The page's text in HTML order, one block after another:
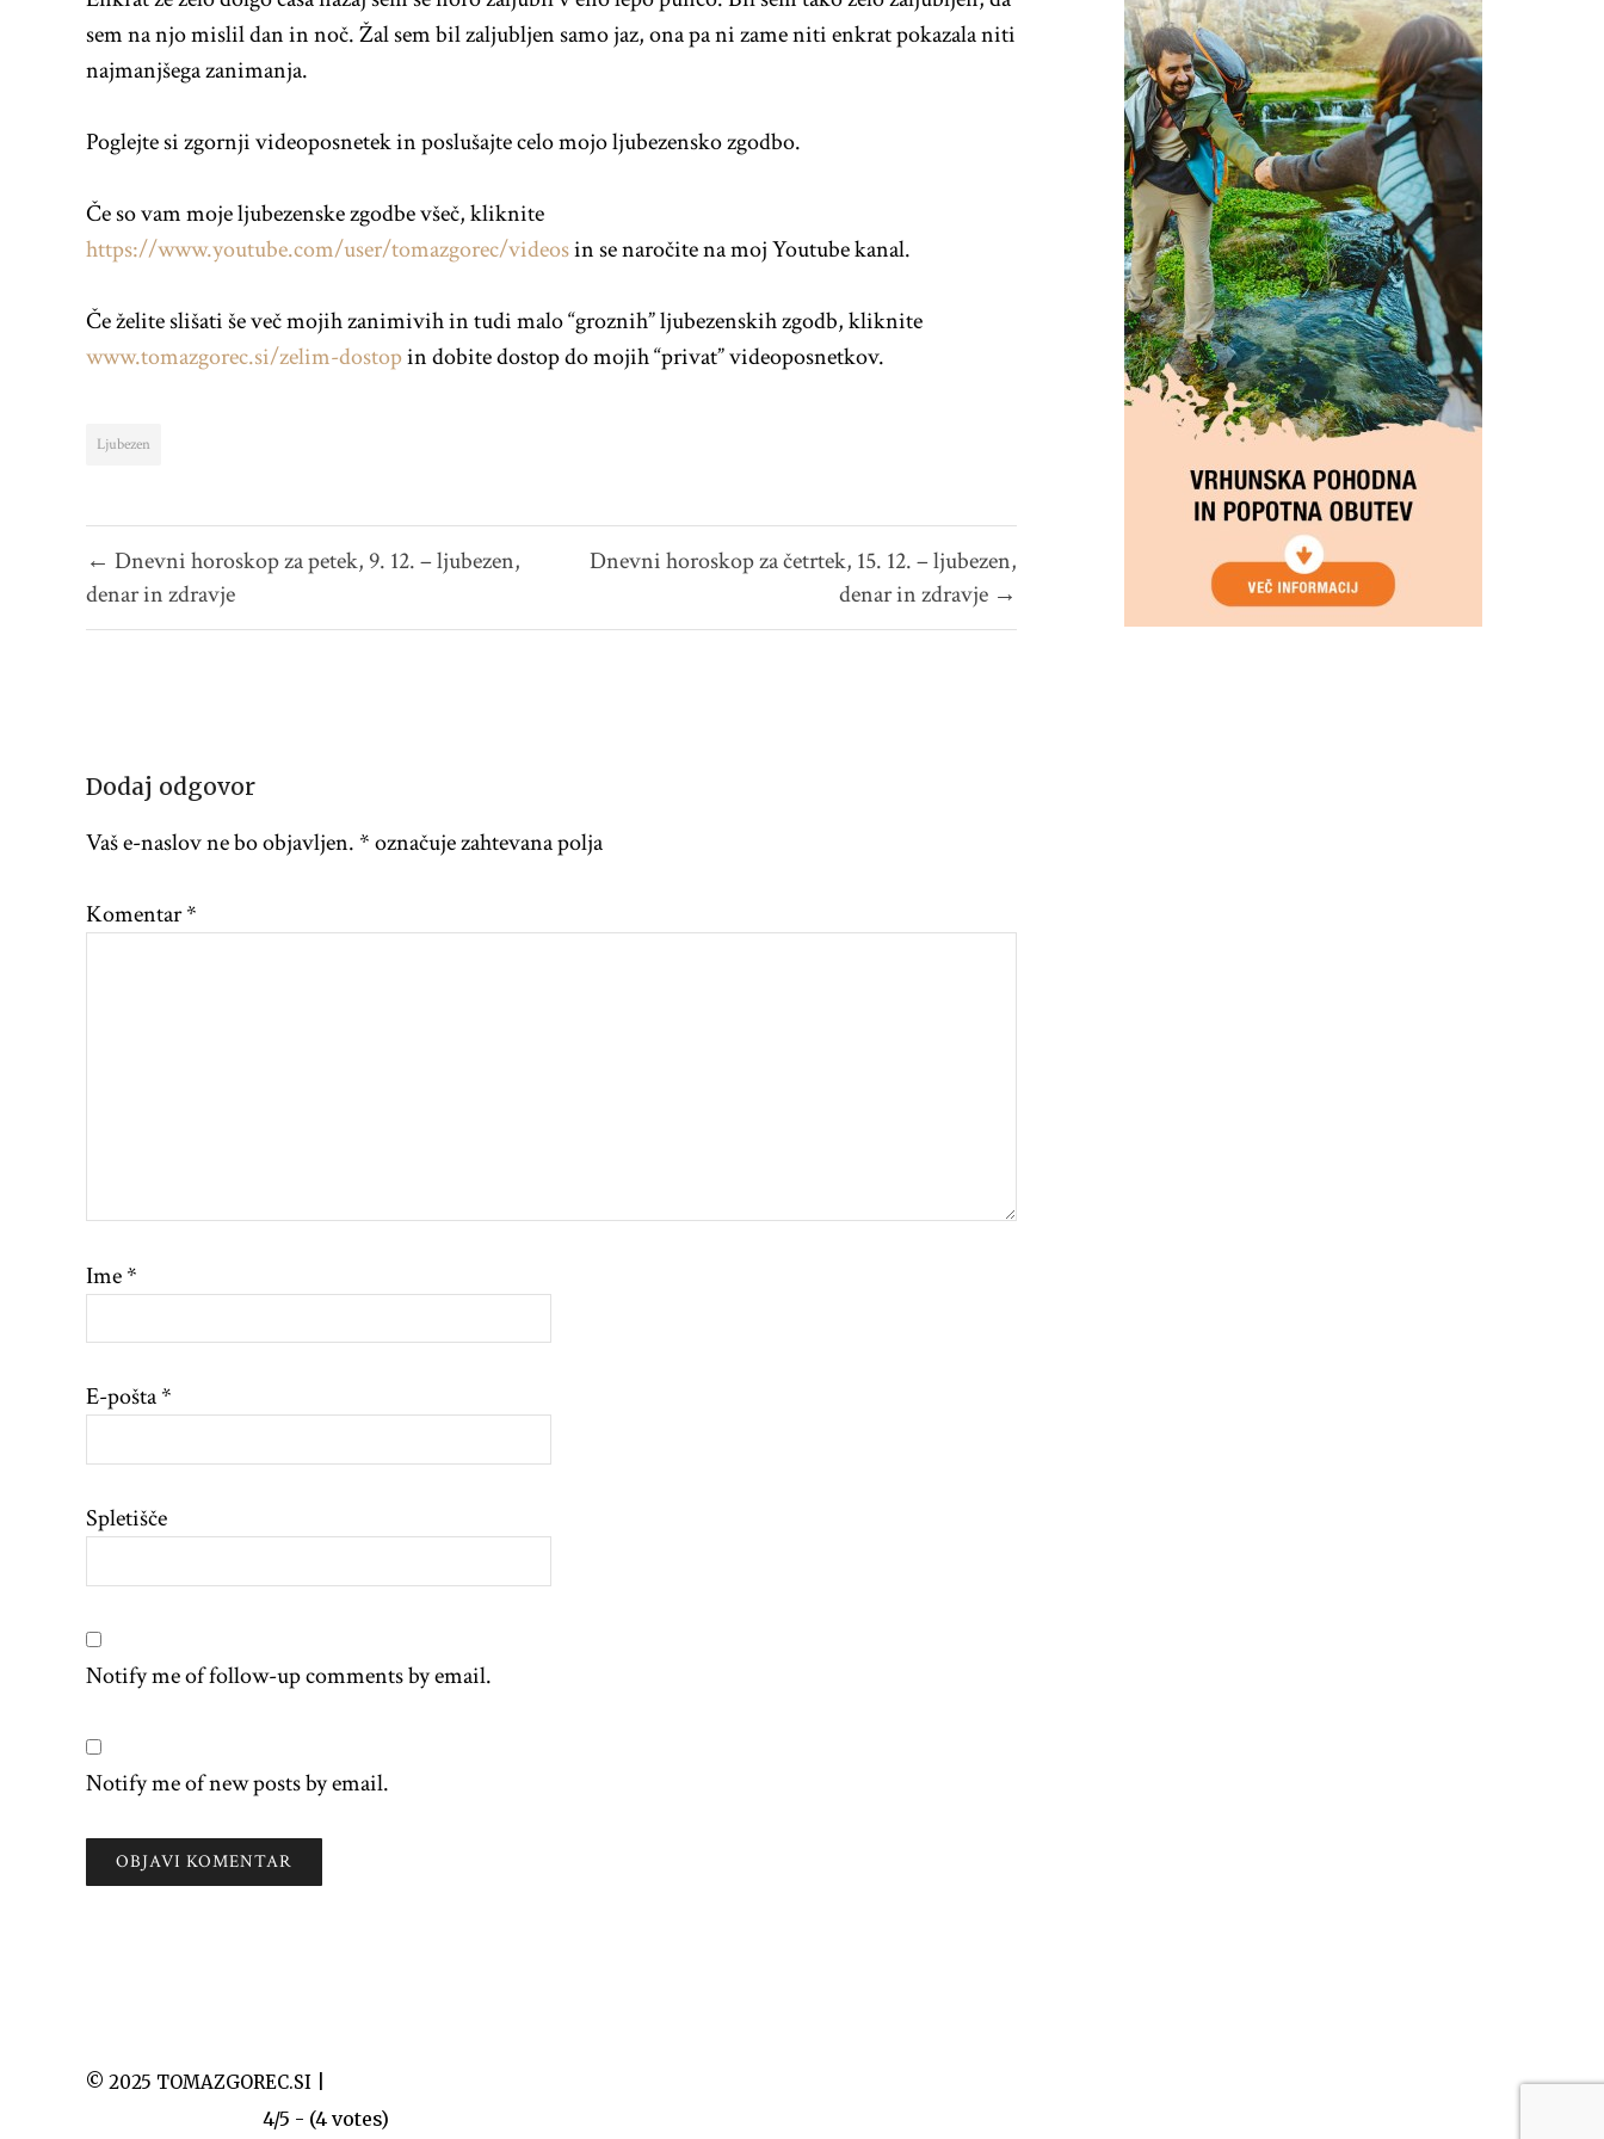
sem na njo mislil dan in noč. Žal sem bil zaljubljen samo jaz, ona pa ni zame niti enkrat pokazala niti
najmanjšega zanimanja.
Poglejte si zgornji videoposnetek in poslušajte celo mojo ljubezensko zgodbo.
Če so vam moje ljubezenske zgodbe všeč, kliknite
https://www.youtube.com/user/tomazgorec/videosin se naročite na moj Youtube kanal.
Če želite slišati še več mojih zanimivih in tudi malo “groznih” ljubezenskih zgodb, kliknite
www.tomazgorec.si/zelim-dostopin dobite dostop do mojih “privat” videoposnetkov.
Ljubezen
prispevka
← Dnevni horoskop za petek, 9. 12. – ljubezen,
denar in zdravje
Dnevni horoskop za četrtek, 15. 12. – ljubezen,
denar in zdravje →
Dodaj odgovor
Vaš e-naslov ne bo objavljen. *označuje zahtevana polja
Komentar*
Ime*
E-pošta*
Spletišče
Notify me of follow-up comments by email.
Notify me of new posts by email.
© 2025 TOMAZGOREC.SI |
4/5 - (4 votes)